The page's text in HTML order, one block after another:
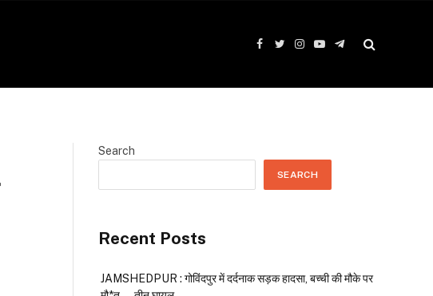
Facebook
TwitterInstagram
YouTube
Telegram
Search
SEARCH
Recent Posts
JAMSHEDPUR : गोविंदपुर में दर्दनाक सड़क हादसा, बच्ची की मौके पर